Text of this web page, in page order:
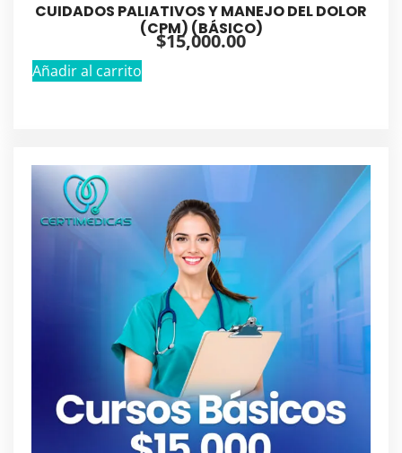
CUIDADOS PALIATIVOS Y MANEJO DEL DOLOR
(CPM) (BÁSICO)
$15,000.00
Añadir al carrito